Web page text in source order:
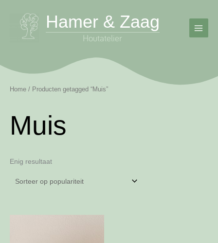
Hamer & Zaag
Home / Producten getagged “Muis”
Muis
Enig resultaat